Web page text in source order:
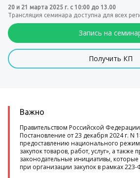
20 и 21 марта 2025 г. с 10:00 до 13.00
Трансляция семинара доступна для всех
Запись на
Получить КП
Важно
Правительством Российской
Постановление от 23 декабря 2024 г. N
предоставлению национального
закупок товаров, работ, услуг», а также
законодательные инициативы,
при организации закупок в рамках